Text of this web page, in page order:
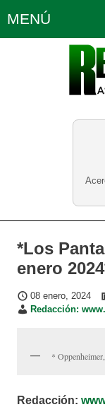
MENÚ
*Los
enero
08 enero, 2024
Redacción:
*
Redacción: